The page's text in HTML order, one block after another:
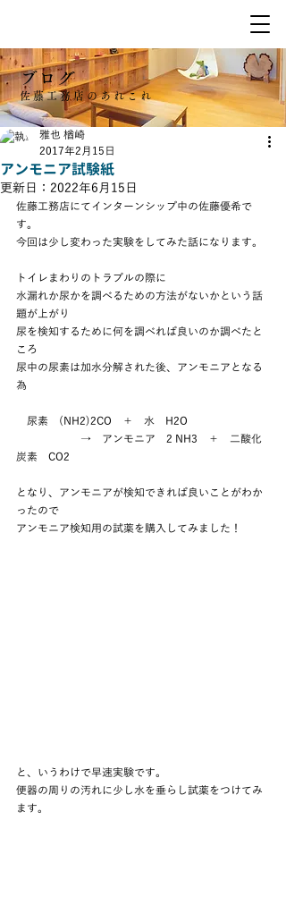
ブログ
佐藤工務店のあれこれ
アンモニア試験紙
雅也 楢崎
2017年2月15日
更新日： 2022年6月15日
佐藤工務店にてインターンシップ中の佐藤優希で
す。
今回は少し変わった実験をしてみた話になります。
トイレまわりのトラブルの際に
水漏れか尿かを調べるための方法がないかという話
題が上がり
尿を検知するために何を調べれば良いのか調べたと
ころ
尿中の尿素は加水分解された後、アンモニアとなる
為
尿素　(NH2)2CO　＋　水　H2O
→　アンモニア　2 NH3　＋　二酸化
炭素　CO2
となり、アンモニアが検知できれば良いことがわか
ったので
アンモニア検知用の試薬を購入してみました！
と、いうわけで早速実験です。
便器の周りの汚れに少し水を垂らし試薬をつけてみ
ます。